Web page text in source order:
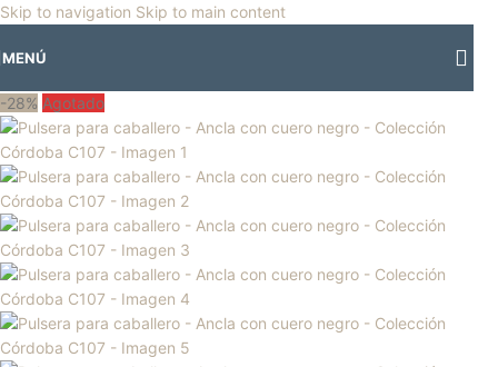
Skip to navigation Skip to main content
🎡Horario especial por vacaciones agostinas
MENÚ
-28% Agotado